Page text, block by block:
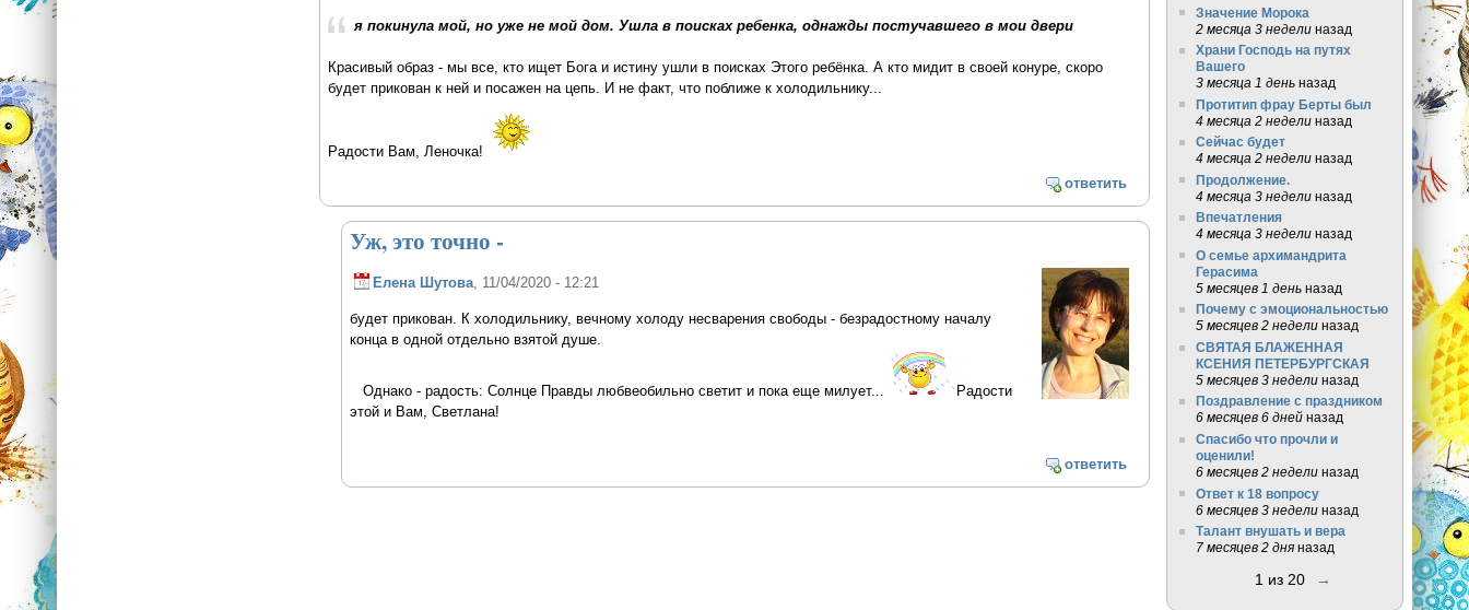
я покинула мой, но уже не мой дом. Ушла в поисках ребенка, однажды постучавшего в мои двери
Красивый образ - мы все, кто ищет Бога и истину ушли в поисках Этого ребёнка. А кто мидит в своей конуре, скоро
будет прикован к ней и посажен на цепь. И не факт, что поближе к холодильнику...
Радости Вам, Леночка!
ответить
Уж, это точно -
Елена Шутова, 11/04/2020 - 12:21
будет прикован. К холодильнику, вечному холоду несварения свободы - безрадостному началу
конца в одной отдельно взятой душе.
Однако - радость: Солнце Правды любвеобильно светит и пока еще милует...
Радости
этой и Вам, Светлана!
ответить
Значение Морока
2 месяца 3 неделиназад
Храни Господь на путях
Вашего
3 месяца 1 деньназад
Протитип фрау Берты был
4 месяца 2 неделиназад
Сейчас будет
4 месяца 2 неделиназад
Продолжение.
4 месяца 3 неделиназад
Впечатления
4 месяца 3 неделиназад
О семье архимандрита
Герасима
5 месяцев 1 деньназад
Почему с эмоциональностью
5 месяцев 2 неделиназад
СВЯТАЯ БЛАЖЕННАЯ
КСЕНИЯ ПЕТЕРБУРГСКАЯ
5 месяцев 3 неделиназад
Поздравление с праздником
6 месяцев 6 днейназад
Спасибо что прочли и
оценили!
6 месяцев 2 неделиназад
Ответ к 18 вопросу
6 месяцев 3 неделиназад
Талант внушать и вера
7 месяцев 2 дняназад
1 из 20 →